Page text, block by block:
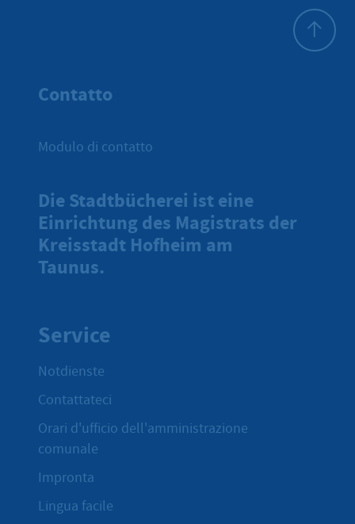
Contatto
Modulo di contatto
Die Stadtbücherei ist eine
Einrichtung des Magistrats der
Kreisstadt Hofheim am
Taunus.
Service
Notdienste
Contattateci
Orari d'ufficio dell'amministrazione
comunale
Impronta
Lingua facile